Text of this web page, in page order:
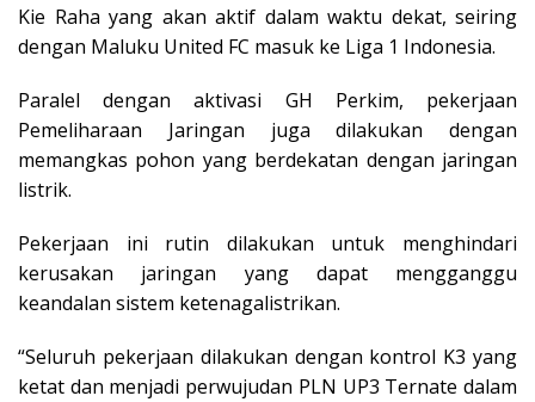
Kie Raha yang akan aktif dalam waktu dekat, seiring
dengan Maluku United FC masuk ke Liga 1 Indonesia.
Paralel dengan aktivasi GH Perkim, pekerjaan
Pemeliharaan Jaringan juga dilakukan dengan
memangkas pohon yang berdekatan dengan jaringan
listrik.
Pekerjaan ini rutin dilakukan untuk menghindari
kerusakan jaringan yang dapat mengganggu
keandalan sistem ketenagalistrikan.
“Seluruh pekerjaan dilakukan dengan kontrol K3 yang
ketat dan menjadi perwujudan PLN UP3 Ternate dalam